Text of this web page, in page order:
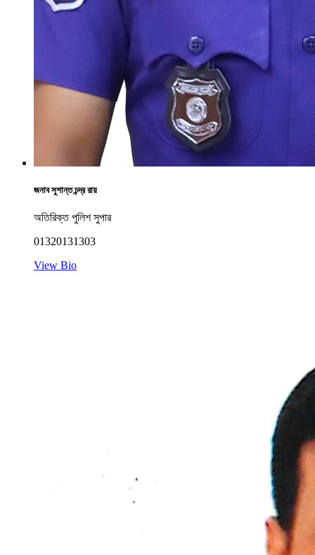
জনাব সুশান্ত চন্দ্র রায়
অতিরিক্ত পুলিশ সুপার
01320131303
View Bio